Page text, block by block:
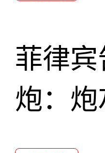
菲律
炮：